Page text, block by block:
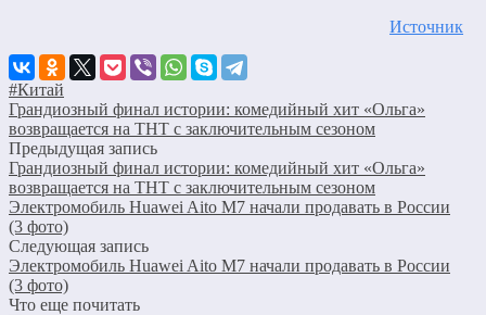
Источник
#Китай
Грандиозный финал истории: комедийный хит «Ольга»
возвращается на ТНТ с заключительным сезоном
Предыдущая запись
Грандиозный финал истории: комедийный хит «Ольга»
возвращается на ТНТ с заключительным сезоном
Электромобиль Huawei Aito M7 начали продавать в России
(3 фото)
Следующая запись
Электромобиль Huawei Aito M7 начали продавать в России
(3 фото)
Что еще почитать